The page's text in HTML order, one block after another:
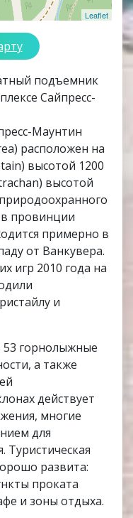
Leaflet
подъемник
Сайпресс-
Маунтин
расположен на
высотой 1200
высотой
в провинции
примерно в
от Ванкувера.
игр 2010 года на
и
53 горнолыжные
а также
действует
многие
для
Туристическая
развита:
проката
и зоны отдыха.